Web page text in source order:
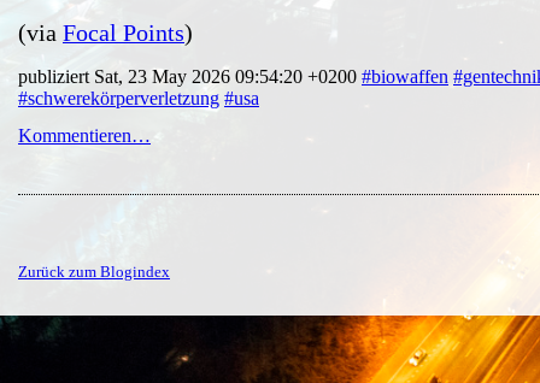
(via Focal Points)
publiziert Sat, 23 May 2026 09:54:20 +0200 #biowaffen
#schwerekörperverletzung #usa
Kommentieren…
Zurück zum Blogindex